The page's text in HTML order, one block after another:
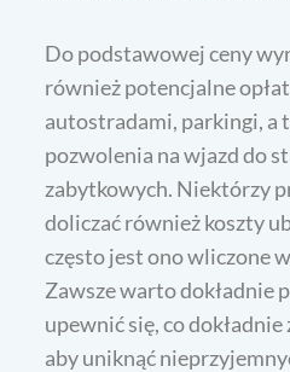
Do podstawowej ceny
również potencjalne
autostradami, parkingi, a
pozwolenia na wjazd do
zabytkowych. Niektórzy
doliczać również koszty
często jest ono wliczone
Zawsze warto dokładnie
upewnić się, co
aby uniknąć